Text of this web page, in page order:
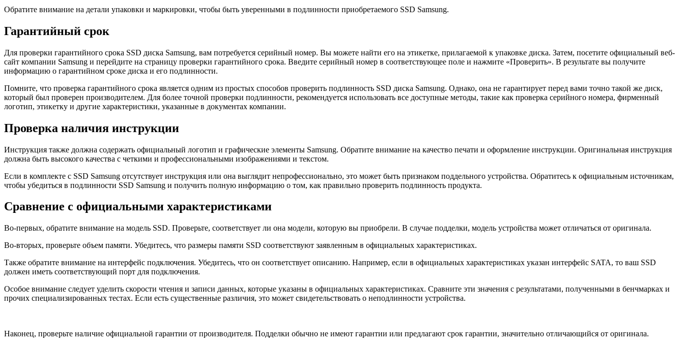
Обратите внимание на детали упаковки и маркировки, чтобы быть уверенными в подлинности приобретаемого SSD Samsung.
Гарантийный срок
Для проверки гарантийного срока SSD диска Samsung, вам потребуется серийный номер. Вы можете найти его на этикетке, прилагаемой к упаковке диска. Затем, посетите официальный веб-
сайт компании Samsung и перейдите на страницу проверки гарантийного срока. Введите серийный номер в соответствующее поле и нажмите «Проверить». В результате вы получите
информацию о гарантийном сроке диска и его подлинности.
Помните, что проверка гарантийного срока является одним из простых способов проверить подлинность SSD диска Samsung. Однако, она не гарантирует перед вами точно такой же диск,
который был проверен производителем. Для более точной проверки подлинности, рекомендуется использовать все доступные методы, такие как проверка серийного номера, фирменный
логотип, этикетку и другие характеристики, указанные в документах компании.
Проверка наличия инструкции
Инструкция также должна содержать официальный логотип и графические элементы Samsung. Обратите внимание на качество печати и оформление инструкции. Оригинальная инструкция
должна быть высокого качества с четкими и профессиональными изображениями и текстом.
Если в комплекте с SSD Samsung отсутствует инструкция или она выглядит непрофессионально, это может быть признаком поддельного устройства. Обратитесь к официальным источникам,
чтобы убедиться в подлинности SSD Samsung и получить полную информацию о том, как правильно проверить подлинность продукта.
Сравнение с официальными характеристиками
Во-первых, обратите внимание на модель SSD. Проверьте, соответствует ли она модели, которую вы приобрели. В случае подделки, модель устройства может отличаться от оригинала.
Во-вторых, проверьте объем памяти. Убедитесь, что размеры памяти SSD соответствуют заявленным в официальных характеристиках.
Также обратите внимание на интерфейс подключения. Убедитесь, что он соответствует описанию. Например, если в официальных характеристиках указан интерфейс SATA, то ваш SSD
должен иметь соответствующий порт для подключения.
Особое внимание следует уделить скорости чтения и записи данных, которые указаны в официальных характеристиках. Сравните эти значения с результатами, полученными в бенчмарках и
прочих специализированных тестах. Если есть существенные различия, это может свидетельствовать о неподлинности устройства.
Наконец, проверьте наличие официальной гарантии от производителя. Подделки обычно не имеют гарантии или предлагают срок гарантии, значительно отличающийся от оригинала.